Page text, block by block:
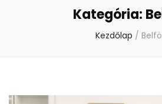
Kategória:
Kezdőlap /